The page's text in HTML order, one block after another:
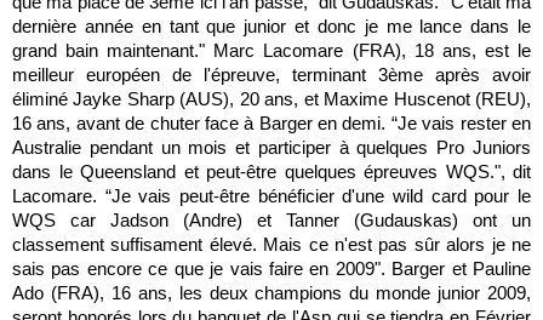
dernière année en tant que junior et donc je me lance dans le
grand bain maintenant." Marc Lacomare (FRA), 18 ans, est le
meilleur européen de l'épreuve, terminant 3ème après avoir
éliminé Jayke Sharp (AUS), 20 ans, et Maxime Huscenot (REU),
16 ans, avant de chuter face à Barger en demi. “Je vais rester en
Australie pendant un mois et participer à quelques Pro Juniors
dans le Queensland et peut-être quelques épreuves WQS.", dit
Lacomare. “Je vais peut-être bénéficier d'une wild card pour le
WQS car Jadson (Andre) et Tanner (Gudauskas) ont un
classement suffisament élevé. Mais ce n'est pas sûr alors je ne
sais pas encore ce que je vais faire en 2009". Barger et Pauline
Ado (FRA), 16 ans, les deux champions du monde junior 2009,